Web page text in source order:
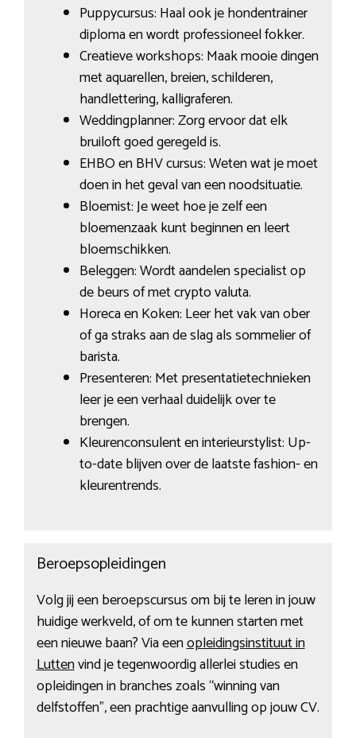
Puppycursus: Haal ook je hondentrainer
diploma en wordt professioneel fokker.
Creatieve workshops: Maak mooie dingen
met aquarellen, breien, schilderen,
handlettering, kalligraferen.
Weddingplanner: Zorg ervoor dat elk
bruiloft goed geregeld is.
EHBO en BHV cursus: Weten wat je moet
doen in het geval van een noodsituatie.
Bloemist: Je weet hoe je zelf een
bloemenzaak kunt beginnen en leert
bloemschikken.
Beleggen: Wordt aandelen specialist op
de beurs of met crypto valuta.
Horeca en Koken: Leer het vak van ober
of ga straks aan de slag als sommelier of
barista.
Presenteren: Met presentatietechnieken
leer je een verhaal duidelijk over te
brengen.
Kleurenconsulent en interieurstylist: Up-
to-date blijven over de laatste fashion- en
kleurentrends.
Beroepsopleidingen
Volg jij een beroepscursus om bij te leren in jouw
huidige werkveld, of om te kunnen starten met
een nieuwe baan? Via eenopleidingsinstituut in
Luttenvind je tegenwoordig allerlei studies en
opleidingen in branches zoals “winning van
delfstoffen”, een prachtige aanvulling op jouw CV.